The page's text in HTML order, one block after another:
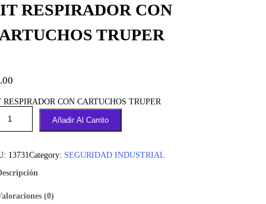
RESPIRADOR CON
TRUPER
CON CARTUCHOS TRUPER
Añadir Al Carrito
13731Category: SEGURIDAD INDUSTRIAL
(0)